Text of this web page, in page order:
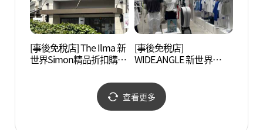
[事後免稅店] The Ilma 新
世界Simon精品折扣購物
계사이먼프리미엄아울렛
[事後免稅店]
WIDE.ANGLE 新世界
釜山店(와이드앵글 신세
계사이먼프리미엄아울렛
부산점)
查看更多